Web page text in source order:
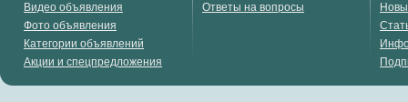
Видео объявления
Фото объявления
Категории объявлений
Акции и спецпредложения
Ответы на вопросы